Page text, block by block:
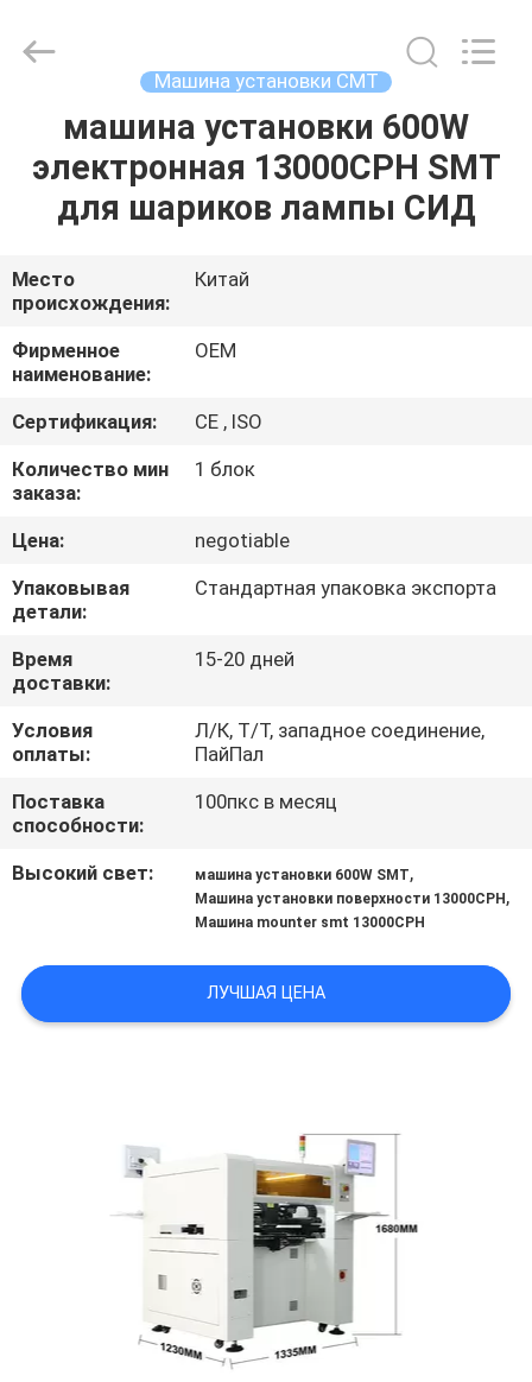
ДОМ
ПРОДУКТЫ
О
НАС
ПУТЕШЕСТВИЕ
ФАБРИКИ
ПРОВЕРКА
КАЧЕСТВА
СВЯЖИТЕСЬ
МЫ
НОВОСТИ
СПРОСИТЕ
ЦИТАТУ
САЙТА
Management
Services
Машина установки СМТ
машина установки 600W
электронная 13000CPH SMT
для шариков лампы СИД
Место
происхождения:
Китай
Фирменное
наименование:
OEM
Сертификация:
CE , ISO
Количество мин
заказа:
1 блок
Цена:
negotiable
Упаковывая
детали:
Стандартная упаковка экспорта
Время
доставки:
15-20 дней
Условия
оплаты:
Л/К, Т/Т, западное соединение,
ПайПал
Поставка
способности:
100пкс в месяц
Высокий свет: машина установки 600W SMT,
Машина установки поверхности 13000CPH ,
Машина mounter smt 13000CPH
ЛУЧШАЯ ЦЕНА